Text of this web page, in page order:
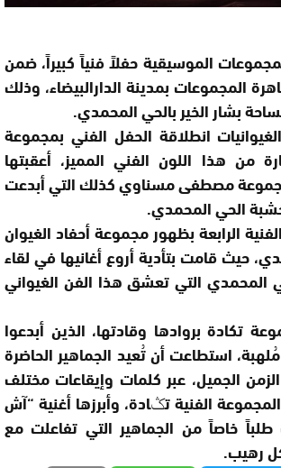
الموسيقية حفلاً فنياً كبيراً، ضمن
المجموعات بمدينة الدارالبيضاء، وذلك
بشار الخير بالحي المحمدي.
انطلاقة الحفل الفني بمجموعة
من هذا اللون الفني المميز، أعقبتها
مصطفى مسناوي كذلك التي أبدعت
الحي المحمدي.
الرابعة بظهور مجموعة أحفاد الغيوان
حيث قامت بتأدية أروع أغانيها في لقاء
التي تعشق هذا الفن الغيواني
تكادة بروادها وقادتها، الذين أبدعوا
استطاعت أن تُعيد الجماهير الحاضرة
الجميل، عبر كلمات وإيقاعات مختلف
الفنية تݣادة، وأبرزها أغنية “آش
طلباً خاصاً من الجماهير التي تفاعلت مع
رهيب.